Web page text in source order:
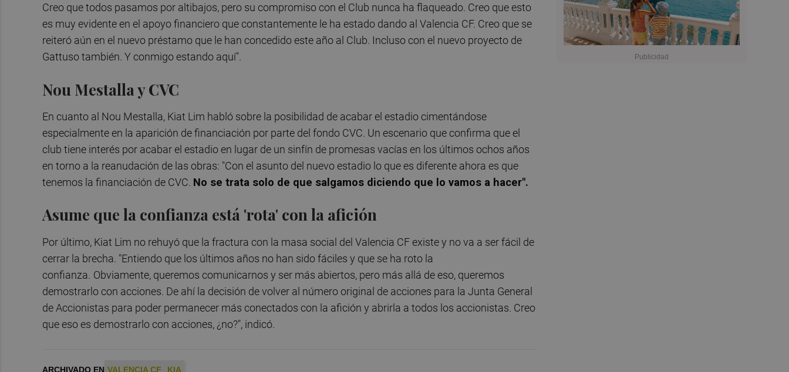
Creo que todos pasamos por altibajos, pero su compromiso con el Club nunca ha flaqueado. Creo que esto
es muy evidente en el apoyo financiero que constantemente le ha estado dando al Valencia CF. Creo que se
reiteró aún en el nuevo préstamo que le han concedido este año al Club. Incluso con el nuevo proyecto de
Gattuso también. Y conmigo estando aquí".
Nou Mestalla y CVC
En cuanto al Nou Mestalla, Kiat Lim habló sobre la posibilidad de acabar el estadio cimentándose
especialmente en la aparición de financiación por parte del fondo CVC. Un escenario que confirma que el
club tiene interés por acabar el estadio en lugar de un sinfín de promesas vacías en los últimos ochos años
en torno a la reanudación de las obras: "Con el asunto del nuevo estadio lo que es diferente ahora es que
tenemos la financiación de CVC. No se trata solo de que salgamos diciendo que lo vamos a hacer".
Asume que la confianza está 'rota' con la afición
Por último, Kiat Lim no rehuyó que la fractura con la masa social del Valencia CF existe y no va a ser fácil de
cerrar la brecha. "Entiendo que los últimos años no han sido fáciles y que se ha roto la
confianza. Obviamente, queremos comunicarnos y ser más abiertos, pero más allá de eso, queremos
demostrarlo con acciones. De ahí la decisión de volver al número original de acciones para la Junta General
de Accionistas para poder permanecer más conectados con la afición y abrirla a todos los accionistas. Creo
que eso es demostrarlo con acciones, ¿no?", indicó.
ARCHIVADO EN VALENCIA CF KIA